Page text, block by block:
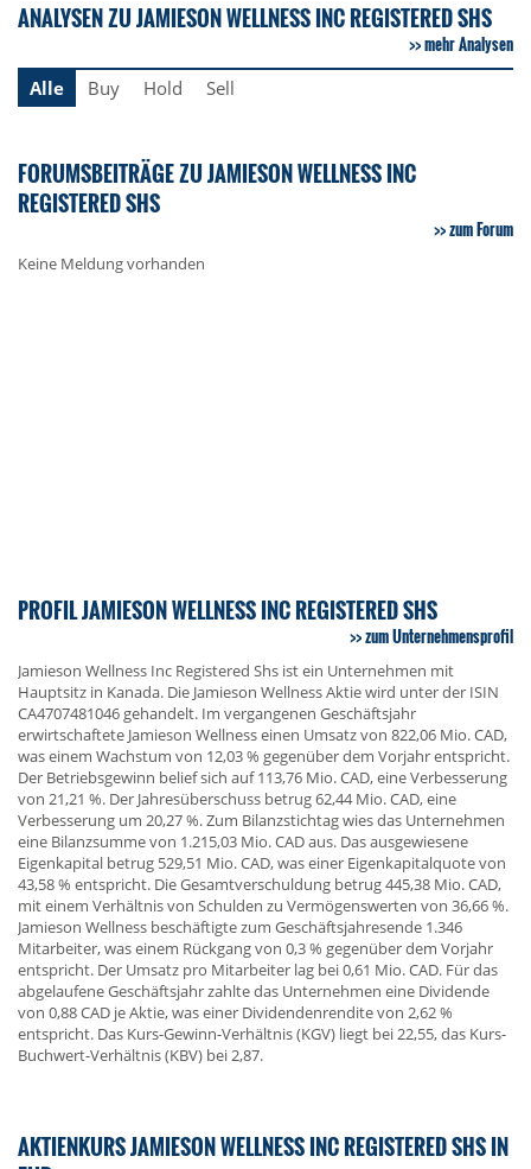
ANALYSEN ZU JAMIESON WELLNESS INC REGISTERED SHS
mehr Analysen
Alle
Buy Hold Sell
FORUMSBEITRÄGE ZU JAMIESON WELLNESS INC
REGISTERED SHS
zum Forum
Keine Meldung vorhanden
PROFIL JAMIESON WELLNESS INC REGISTERED SHS
zum Unternehmensprofil
Jamieson Wellness Inc Registered Shs ist ein Unternehmen mit
Hauptsitz in Kanada. Die Jamieson Wellness Aktie wird unter der ISIN
CA4707481046 gehandelt. Im vergangenen Geschäftsjahr
erwirtschaftete Jamieson Wellness einen Umsatz von 822,06 Mio. CAD,
was einem Wachstum von 12,03 % gegenüber dem Vorjahr entspricht.
Der Betriebsgewinn belief sich auf 113,76 Mio. CAD, eine Verbesserung
von 21,21 %. Der Jahresüberschuss betrug 62,44 Mio. CAD, eine
Verbesserung um 20,27 %. Zum Bilanzstichtag wies das Unternehmen
eine Bilanzsumme von 1.215,03 Mio. CAD aus. Das ausgewiesene
Eigenkapital betrug 529,51 Mio. CAD, was einer Eigenkapitalquote von
43,58 % entspricht. Die Gesamtverschuldung betrug 445,38 Mio. CAD,
mit einem Verhältnis von Schulden zu Vermögenswerten von 36,66 %.
Jamieson Wellness beschäftigte zum Geschäftsjahresende 1.346
Mitarbeiter, was einem Rückgang von 0,3 % gegenüber dem Vorjahr
entspricht. Der Umsatz pro Mitarbeiter lag bei 0,61 Mio. CAD. Für das
abgelaufene Geschäftsjahr zahlte das Unternehmen eine Dividende
von 0,88 CAD je Aktie, was einer Dividendenrendite von 2,62 %
entspricht. Das Kurs-Gewinn-Verhältnis (KGV) liegt bei 22,55, das Kurs-
Buchwert-Verhältnis (KBV) bei 2,87.
AKTIENKURS JAMIESON WELLNESS INC REGISTERED SHS IN